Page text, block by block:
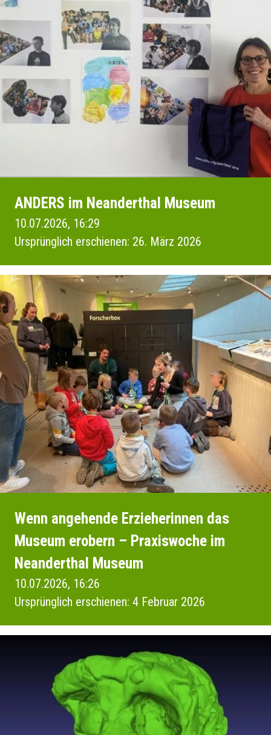
ANDERS im Neanderthal Museum
10.07.2026, 16:29
Ursprünglich erschienen: 26. März 2026
Wenn angehende Erzieherinnen das
Museum erobern – Praxiswoche im
Neanderthal Museum
10.07.2026, 16:26
Ursprünglich erschienen: 4 Februar 2026